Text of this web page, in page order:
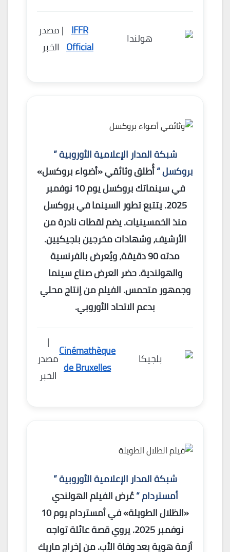
IFFR
Official
| مصدر
الخبر
شبكة المدار الإعلامية الأوروبية ”
بروكسل “أُطلق وثائقي «أضواء بروكسل»
في سينماتك بروكسل يوم 10 نوفمبر
2025. يتتبع تطور السينما في بروكسل
منذ الخمسينيات. يضم لقطات نادرة من
الأرشيف، وشهادات مخرجين بلجيكيين.
مدته 90 دقيقة، ويُعرض بالفرنسية
والهولندية. حضر العرض صناع سينما
وجمهور متحمس. الفيلم من إنتاج محلي
بدعم الاتحاد الأوروبي.
Cinémathèque
de Bruxelles
|
مصدر
الخبر
شبكة المدار الإعلامية الأوروبية ”
أمستردام “عُرض الفيلم الهولندي
«الظلال الطويلة» في أمستردام يوم 10
نوفمبر 2025. يروي قصة عائلة تواجه
أزمة هوية بعد وفاة الأب. من إخراج ماريك